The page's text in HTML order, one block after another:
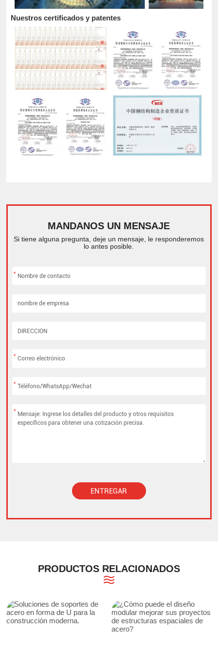
Nuestros certificados y patentes
MANDANOS UN MENSAJE
Si tiene alguna pregunta, deje un mensaje, le responderemos
lo antes posible.
*
*
*
*
ENTREGAR
PRODUCTOS RELACIONADOS